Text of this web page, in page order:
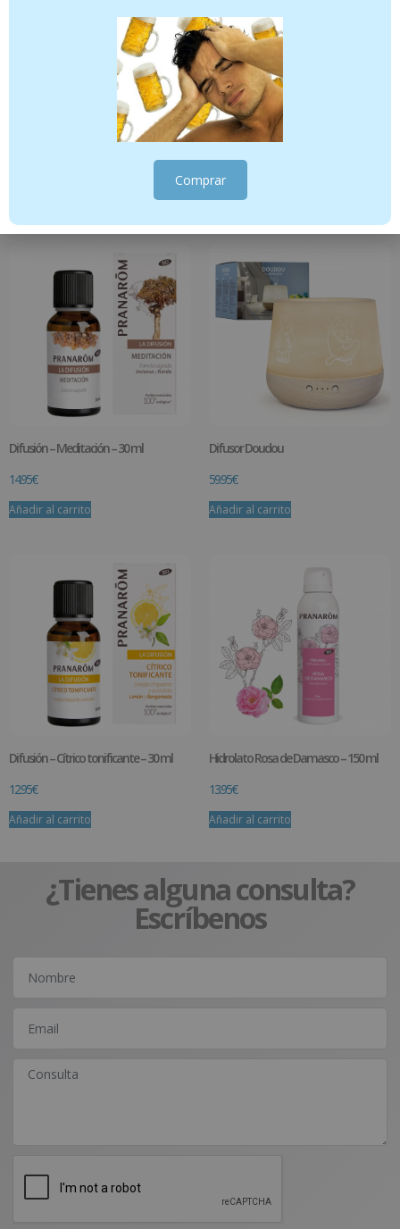
– Algunos aceites esenciales no están indicados para difusión.
Evite utilizar aceites a base de fenoles, cetonas o aldehídos.
Los aceites esenciales son sustancias activas que deben
utilizarse con moderación y respetando siempre las dosis y los
tiempos de difusión recomendados. Lávese las manos
después de utilizar aceites esenciales. Respete siempre las
Productos relacionados
Difusión – Meditación – 30 ml
14.95€
Añadir al carrito
Difusor Doudou
59.95€
Añadir al carrito
Difusión – Cítrico tonificante – 30 ml
12.95€
Añadir al carrito
Hidrolato Rosa de Damasco – 150 ml
13.95€
Añadir al carrito
¿Tienes alguna consulta?
Escríbenos
Comprar